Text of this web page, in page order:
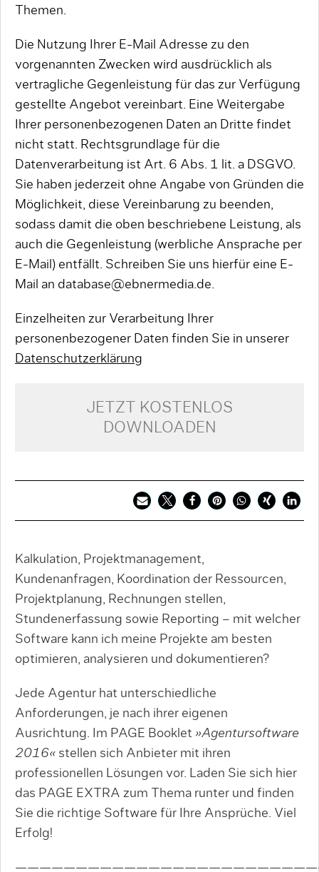
Themen.
Die Nutzung Ihrer E-Mail Adresse zu den
vorgenannten Zwecken wird ausdrücklich als
vertragliche Gegenleistung für das zur Verfügung
gestellte Angebot vereinbart. Eine Weitergabe
Ihrer personenbezogenen Daten an Dritte findet
nicht statt. Rechtsgrundlage für die
Datenverarbeitung ist Art. 6 Abs. 1 lit. a DSGVO.
Sie haben jederzeit ohne Angabe von Gründen die
Möglichkeit, diese Vereinbarung zu beenden,
sodass damit die oben beschriebene Leistung, als
auch die Gegenleistung (werbliche Ansprache per
E-Mail) entfällt. Schreiben Sie uns hierfür eine E-
Mail an database@ebnermedia.de.
Einzelheiten zur Verarbeitung Ihrer
personenbezogener Daten finden Sie in unserer
Datenschutzerklärung
JETZT KOSTENLOS
DOWNLOADEN
Kalkulation, Projektmanagement,
Kundenanfragen, Koordination der Ressourcen,
Projektplanung, Rechnungen stellen,
Stundenerfassung sowie Reporting – mit welcher
Software kann ich meine Projekte am besten
optimieren, analysieren und dokumentieren?
Jede Agentur hat unterschiedliche
Anforderungen, je nach ihrer eigenen
Ausrichtung. Im PAGE Booklet »Agentursoftware
2016« stellen sich Anbieter mit ihren
professionellen Lösungen vor. Laden Sie sich hier
das PAGE EXTRA zum Thema runter und finden
Sie die richtige Software für Ihre Ansprüche. Viel
Erfolg!